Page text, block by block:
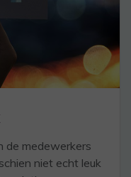
de medewerkers
niet echt leuk